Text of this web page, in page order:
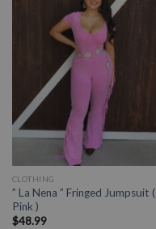
CLOTHING
” La Nena ” Fringed Jumpsuit (
Pink )
$48.99